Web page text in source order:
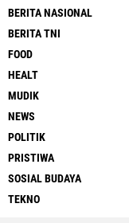
BERITA NASIONAL
BERITA TNI
FOOD
HEALT
MUDIK
NEWS
POLITIK
PRISTIWA
SOSIAL BUDAYA
TEKNO